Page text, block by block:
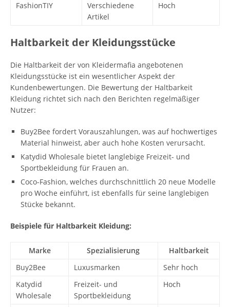
FashionTIY
Verschiedene
Artikel
Hoch
Haltbarkeit der Kleidungsstücke
Die Haltbarkeit der von Kleidermafia angebotenen
Kleidungsstücke ist ein wesentlicher Aspekt der
Kundenbewertungen. Die Bewertung der Haltbarkeit
Kleidung richtet sich nach den Berichten regelmäßiger
Nutzer:
Buy2Bee fordert Vorauszahlungen, was auf hochwertiges
Material hinweist, aber auch hohe Kosten verursacht.
Katydid Wholesale bietet langlebige Freizeit- und
Sportbekleidung für Frauen an.
Coco-Fashion, welches durchschnittlich 20 neue Modelle
pro Woche einführt, ist ebenfalls für seine langlebigen
Stücke bekannt.
Beispiele für Haltbarkeit Kleidung:
Marke Spezialisierung
Haltbarkeit
Buy2Bee
Luxusmarken
Sehr hoch
Katydid
Wholesale
Freizeit- und
Sportbekleidung
Hoch